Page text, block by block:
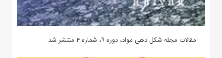
مقالات مجله شکل دهی مواد، دوره ۹، شماره ۴ منتشر شد